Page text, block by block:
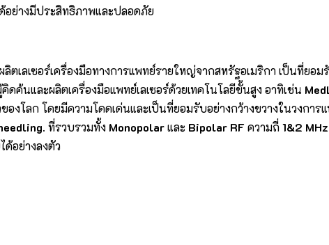
อย่างมีประสิทธิภาพและปลอดภัย
ตเลเซอร์เครื่องมือทางการแพทย์รายใหญ่จากสหรัฐอเมริกา เป็นที่ยอ
ดค้นและผลิตเครื่องมือแพทย์เลเซอร์ด้วยเทคโนโลยีขั้นสูง อาทิเช่น
ของโลก โดยมีความโดดเด่นและเป็นที่ยอมรับอย่างกว้างขวางในวงกา
ที่รวบรวมทั้ง Monopolarและ Bipolar RF ความถี่1&2 MHz
อย่างลงตัว